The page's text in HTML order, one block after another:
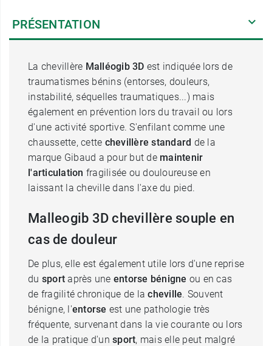
PRÉSENTATION
La chevillère Malléogib 3D est indiquée lors de
traumatismes bénins (entorses, douleurs,
instabilité, séquelles traumatiques...) mais
également en prévention lors du travail ou lors
d'une activité sportive. S'enfilant comme une
chaussette, cette chevillère standard de la
marque Gibaud a pour but de maintenir
l'articulation fragilisée ou douloureuse en
laissant la cheville dans l'axe du pied.
Malleogib 3D chevillère souple en
cas de douleur
De plus, elle est également utile lors d'une reprise
du sportaprès une entorse bénigne ou en cas
de fragilité chronique de la cheville. Souvent
bénigne, l'entorse est une pathologie très
fréquente, survenant dans la vie courante ou lors
de la pratique d'un sport, mais elle peut malgré